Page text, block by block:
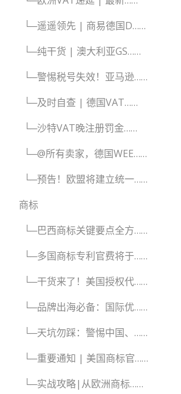
└─遥遥领先 | 商易德国D……
└─纯干货 | 澳大利亚GS……
└─警惕税号失效！亚马逊……
└─及时自查 | 德国VAT……
└─沙特VAT晚注册罚金……
└─@所有卖家，德国WEE……
└─预告！欧盟将建立统一……
商标
└─巴西商标关键要点全方……
└─多国商标专利官费将于……
└─干货来了！美国授权代……
└─品牌出海必备：国际优……
└─天坑勿踩：警惕中国、……
└─重要通知 | 美国商标官……
└─实战攻略|从欧洲商标……